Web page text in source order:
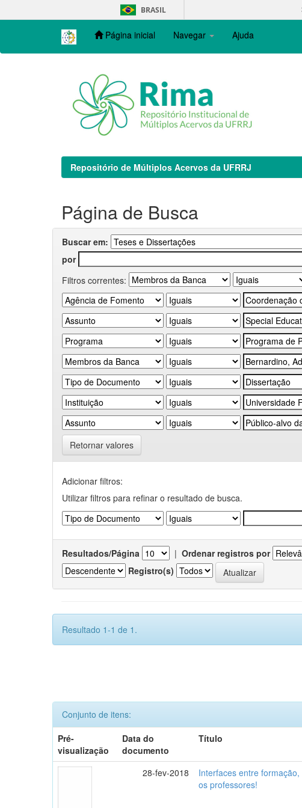
navigation
BRASIL
Página inicial Navegar Ajuda
Repositório de Múltiplos Acervos da UFRRJ
Página de Busca
Buscar em:
por
Filtros correntes:
Retornar valores
Adicionar filtros:
Utilizar filtros para refinar o resultado de busca.
Resultados/Página | Ordenar registros por
Registro(s)
Resultado 1-1 de 1.
Conjunto de itens:
Pré-
visualização
Data do
documento
Título
28-fev-2018
Interfaces entre
os professores!